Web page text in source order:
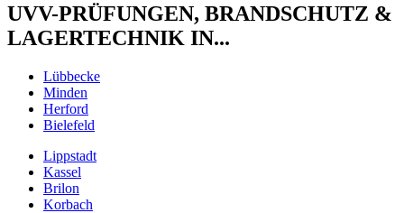
UVV-PRÜFUNGEN, BRANDSCHUTZ &
LAGERTECHNIK IN...
Lübbecke
Minden
Herford
Bielefeld
Lippstadt
Kassel
Brilon
Korbach